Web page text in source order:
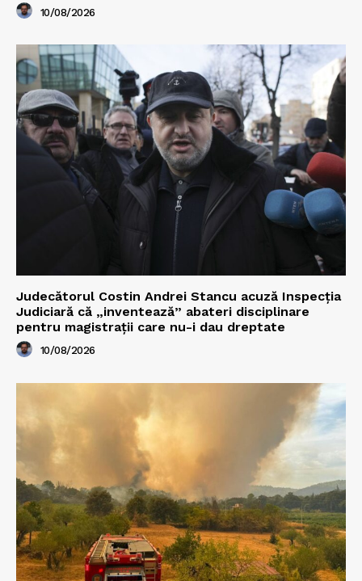
10/08/2026
Judecătorul Costin Andrei Stancu acuză Inspecția
Judiciară că „inventează” abateri disciplinare
pentru magistrații care nu-i dau dreptate
10/08/2026